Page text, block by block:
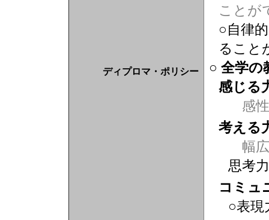
ディプロマ・ポリシー
ことが
○自律
ること
○ 全学の
感じる
感性
考える
幅
思考力
コミュ
○表現